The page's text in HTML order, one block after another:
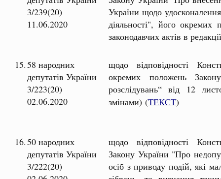
3/239(20)
11.06.2020
України щодо
діяльності", його
законодавчих актів в
15.58 народних
депутатів України
3/223(20)
02.06.2020
щодо відповідності
окремих положень
розслідувань“ від 12
змінами) (ТЕКСТ)
16.50 народних
депутатів України
3/222(20)
щодо відповідності
Закону України "Про
осіб з приводу подій, які